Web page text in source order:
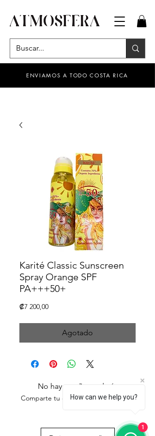
ENVIAMOS A TODO COSTA RICA
Karité Classic Sunscreen
Spray Orange SPF
PA+++50+
₡7 200,00Precio
Agotado
No hay reseñas todavía
Comparte tu opinión. Deja la primera
How can we help you?
1